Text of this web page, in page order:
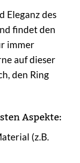
Eleganz des
findet den
immer
auf dieser
den Ring
Aspekte:
(z.B.